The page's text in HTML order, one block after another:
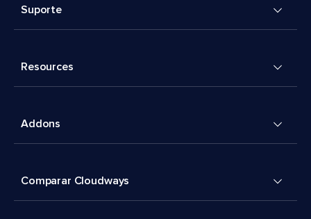
Suporte
Resources
Addons
Comparar Cloudways